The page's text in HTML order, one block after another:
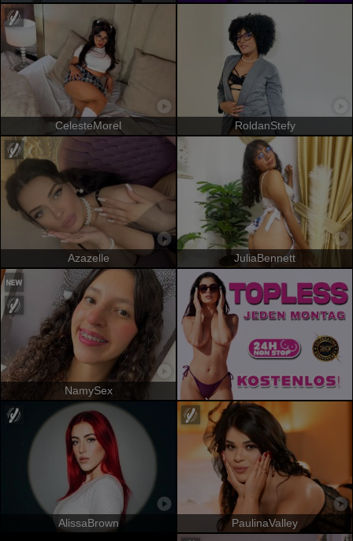
CelesteMorel RoldanStefy
Azazelle JuliaBennett
NamySex
AlissaBrown PaulinaValley